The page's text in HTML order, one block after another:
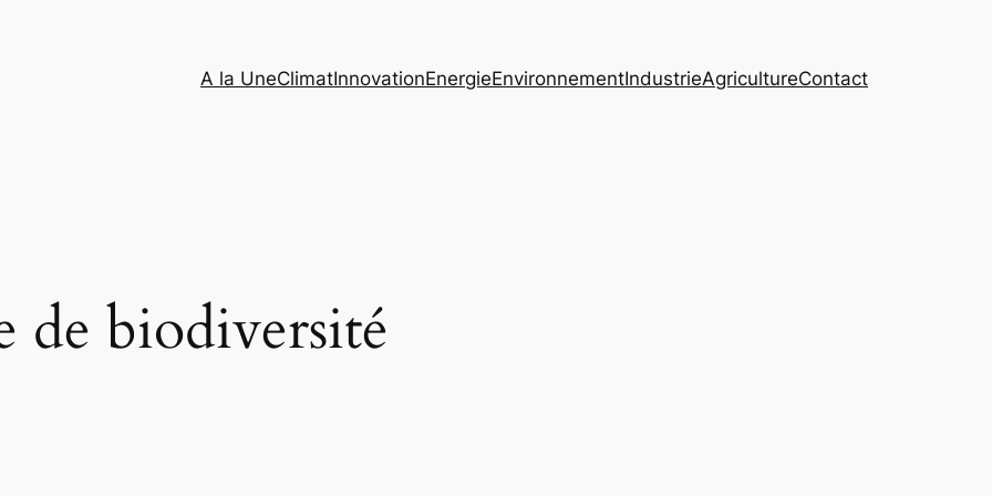
A la UneClimatInnovationEnergieEnvironnementIndustrieAgricultureContact
de biodiversité